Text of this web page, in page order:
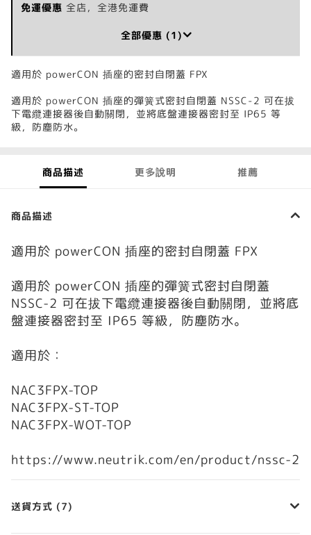
免運優惠 全店，全港免運費
全部優惠 (1)
適用於 powerCON 插座的密封自閉蓋 FPX
適用於 powerCON 插座的彈簧式密封自閉蓋 NSSC-2 可在拔
下電纜連接器後自動關閉，並將底盤連接器密封至 IP65 等
級，防塵防水。
商品描述 更多說明 推薦
商品描述
適用於 powerCON 插座的密封自閉蓋 FPX
適用於 powerCON 插座的彈簧式密封自閉蓋
NSSC-2 可在拔下電纜連接器後自動關閉，並將底
盤連接器密封至 IP65 等級，防塵防水。
適用於：
NAC3FPX-TOP
NAC3FPX-ST-TOP
NAC3FPX-WOT-TOP
https://www.neutrik.com/en/product/nssc-2
送貨方式 (7)